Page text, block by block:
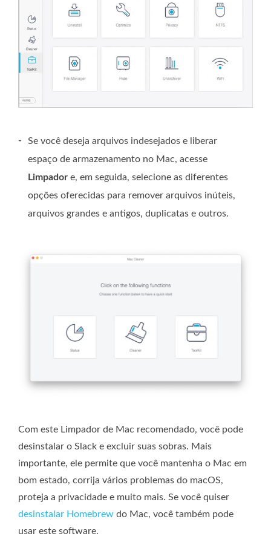
-
Se você deseja arquivos indesejados e liberar
espaço de armazenamento no Mac, acesse
Limpador e, em seguida, selecione as diferentes
opções oferecidas para remover arquivos inúteis,
arquivos grandes e antigos, duplicatas e outros.
Com este Limpador de Mac recomendado, você pode
desinstalar o Slack e excluir suas sobras. Mais
importante, ele permite que você mantenha o Mac em
bom estado, corrija vários problemas do macOS,
proteja a privacidade e muito mais. Se você quiser
desinstalar Homebrew do Mac, você também pode
usar este software.